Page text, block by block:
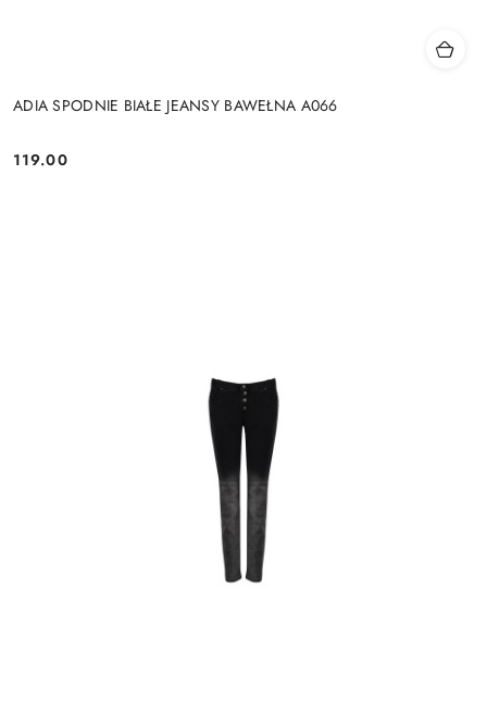
ADIA SPODNIE BIAŁE JEANSY BAWEŁNA A066
Cena:
119.00